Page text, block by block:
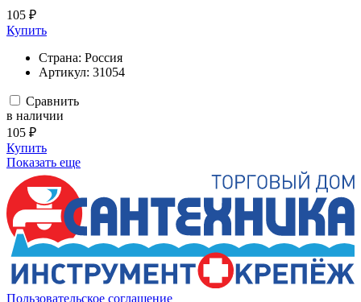
105 ₽
Купить
Страна: Россия
Артикул: 31054
Сравнить
в наличии
105 ₽
Купить
Показать еще
Пользовательское соглашение